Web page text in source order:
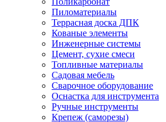
Пиломатериалы
Террасная доска ДПК
Кованые элементы
Инженерные системы
Цемент, сухие смеси
Топливные материалы
Садовая мебель
Сварочное оборудование
Оснастка для инструмента
Ручные инструменты
Крепеж (саморезы)